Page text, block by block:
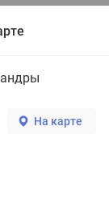
На карте